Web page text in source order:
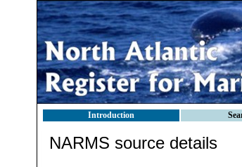
Introduction
NARMS source details